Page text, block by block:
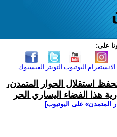
على:
الفيسبوك التويتر اليوتيوب الانستغرام
استقلال الحوار المتمدن،
هذا الفضاء اليساري الحر
المتمدن» على اليوتيوب]